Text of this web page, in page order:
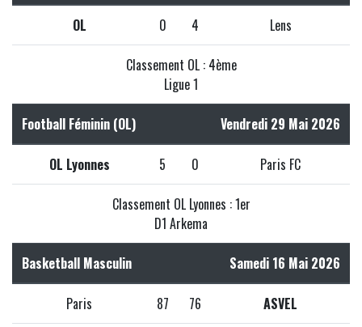
OL 0 4 Lens
Classement OL : 4ème
Ligue 1
Football Féminin (OL) Vendredi 29 Mai 2026
OL Lyonnes 5 0 Paris FC
Classement OL Lyonnes : 1er
D1 Arkema
Basketball Masculin Samedi 16 Mai 2026
Paris 87 76 ASVEL